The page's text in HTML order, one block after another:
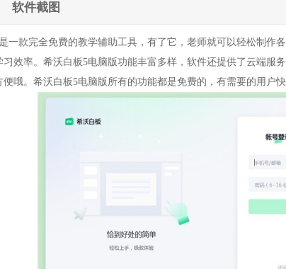
软件截图
一款完全免费的教学辅助工具，有了它，老师就可以轻松制作
习效率。希沃白板5电脑版功能丰富多样，软件还提供了云端服
哦。希沃白板5电脑版所有的功能都是免费的，有需要的用户